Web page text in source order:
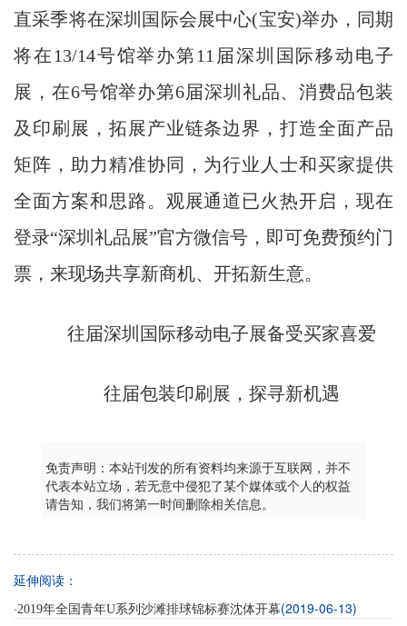
直采季将在深圳国际会展中心(宝安)举办，同期
将在13/14号馆举办第11届深圳国际移动电子
展，在6号馆举办第6届深圳礼品、消费品包装
及印刷展，拓展产业链条边界，打造全面产品
矩阵，助力精准协同，为行业人士和买家提供
全面方案和思路。观展通道已火热开启，现在
登录“深圳礼品展”官方微信号，即可免费预约门
票，来现场共享新商机、开拓新生意。
往届深圳国际移动电子展备受买家喜爱
往届包装印刷展，探寻新机遇
免责声明：本站刊发的所有资料均来源于互联网，并不
代表本站立场，若无意中侵犯了某个媒体或个人的权益
请告知，我们将第一时间删除相关信息。
延伸阅读：
·2019年全国青年U系列沙滩排球锦标赛沈体开幕(2019-06-13)